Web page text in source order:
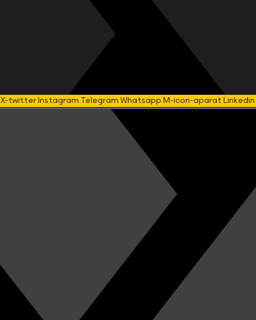
X-twitterInstagram TelegramWhatsappM-icon-aparatLinkedin